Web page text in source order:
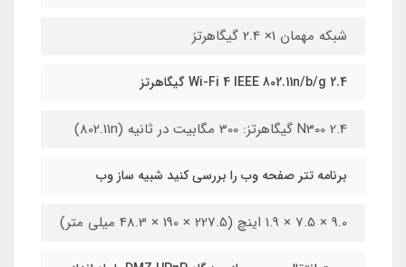
شبکه مهمان 1× 2.4 گیگاهرتز
Wi-Fi 4 IEEE 802.11n/b/g 2.4 گیگاهرتز
N300 2.4 گیگاهرتز: 300 مگابیت در ثانیه (802.11n)
برنامه تتر صفحه وب را بررسی کنید شبیه ساز وب
9.0 × 7.5 × 1.9 اینچ (227.5 × 190 × 48.3 میلی متر)